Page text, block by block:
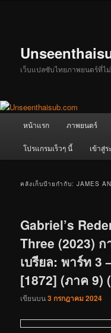
เว็บแปลซับไทยภาพยนตร์ที่ไ
หน้าแรก ภาพยนตร์
โปรแกรมเร็วๆ นี้ เข้าสู่
คลังเก็บป้ายกำกับ:JAMES
Gabriel’s
Three (2023) ก
เบรียล: พาร์ท 3
[1872] (ภาค 9)
เขียนบน3 กรกฎาคม 2024